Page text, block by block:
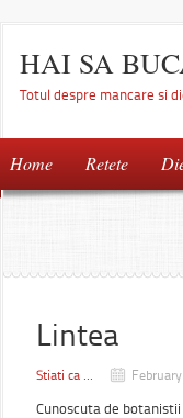
HAI SA
Totul despre mancare si
Home Retete
Lintea
Stiati ca ...
Cunoscuta de